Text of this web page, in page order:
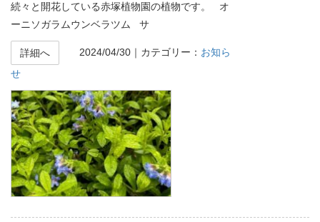
続々と開花している赤塚植物園の植物です。 オ
ーニソガラムウンベラツム サ
詳細へ 2024/04/30 ｜カテゴリー： お知ら
せ